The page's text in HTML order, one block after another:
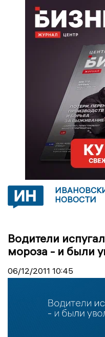
НОВОСТИ
Водители
мороза - и были
06/12/2011 10:45